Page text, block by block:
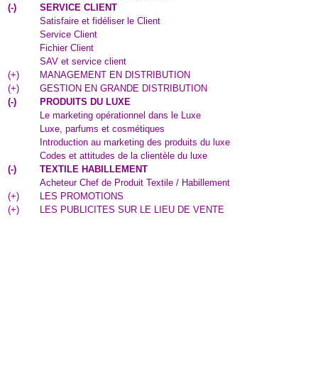
(-)
SERVICE CLIENT
Satisfaire et fidéliser le Client
Service Client
Fichier Client
SAV et service client
(+)
MANAGEMENT EN DISTRIBUTION
(+)
GESTION EN GRANDE DISTRIBUTION
(-)
PRODUITS DU LUXE
Le marketing opérationnel dans le Luxe
Luxe, parfums et cosmétiques
Introduction au marketing des produits du luxe
Codes et attitudes de la clientèle du luxe
(-)
TEXTILE HABILLEMENT
Acheteur Chef de Produit Textile / Habillement
(+)
LES PROMOTIONS
(+) LES PUBLICITES SUR LE LIEU DE VENTE